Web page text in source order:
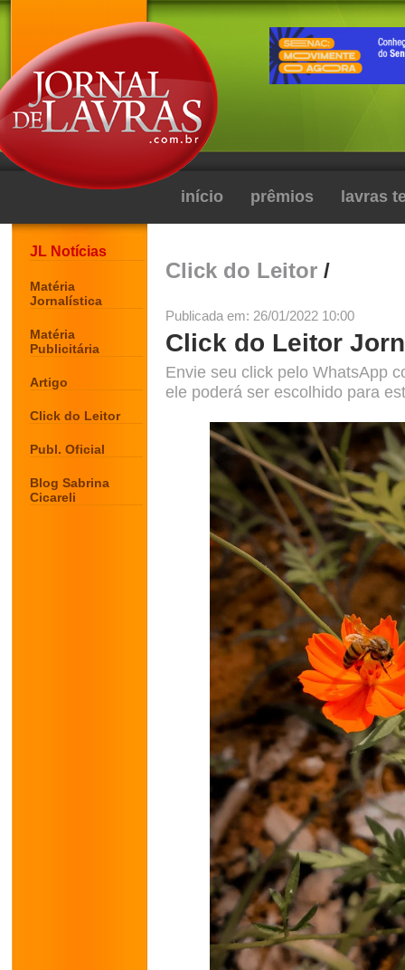
início prêmios lavras
JL Notícias
Matéria
Jornalística
Matéria
Publicitária
Artigo
Click do Leitor
Publ. Oficial
Blog Sabrina
Cicareli
Click do Leitor /
Publicada em: 26/01/2022 10:00
Click do Leitor
Envie seu click pelo WhatsApp
ele poderá ser escolhido para